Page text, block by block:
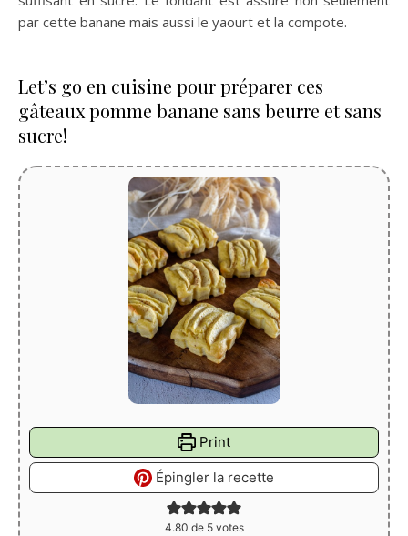
par cette banane mais aussi le yaourt et la compote.
Let’s go en cuisine pour préparer ces
gâteaux pomme banane sans beurre et sans
sucre!
Print
Épingler la recette
4.80 de 5votes